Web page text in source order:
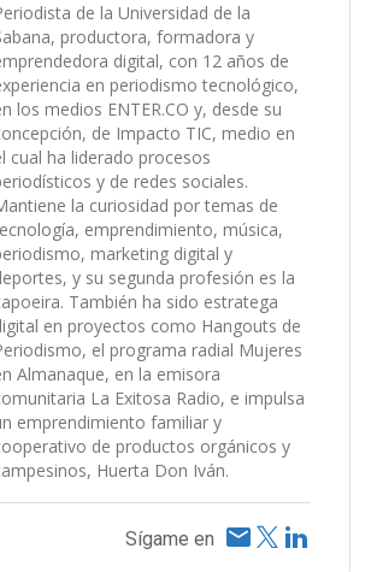
de la Universidad de la
productora, formadora y
digital, con 12 años de
en periodismo tecnológico,
los medios ENTER.CO y, desde su
de Impacto TIC, medio en
cual ha liderado procesos
y de redes sociales.
la curiosidad por temas de
emprendimiento, música,
marketing digital y
y su segunda profesión es la
También ha sido estratega
en proyectos como Hangouts de
el programa radial Mujeres
Almanaque, en la emisora
La Exitosa Radio, e impulsa
emprendimiento familiar y
de productos orgánicos y
Huerta Don Iván.
Sígame en